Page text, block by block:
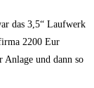
das 3,5“ Laufwerk
2200 Eur
Anlage und dann so